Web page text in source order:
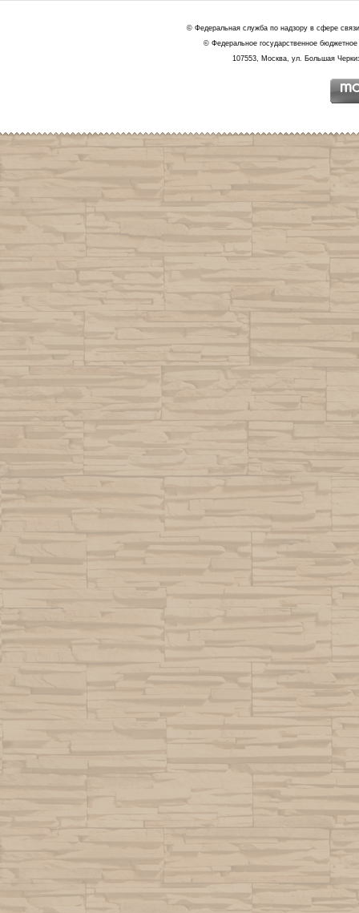
© Федеральная служба по надзору в сфере
© Федеральное государственное
107553, Москва, ул. Большая